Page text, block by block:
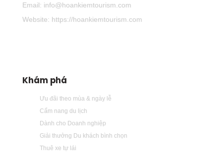
Email: info@hoankiemtourism.com
Website: https://hoankiemtourism.com
Khám phá
Ưu đãi theo mùa & ngày lễ
Cẩm nang du lịch
Dành cho Doanh nghiệp
Giải thưởng Du khách bình chọn
Thuê xe tự lái